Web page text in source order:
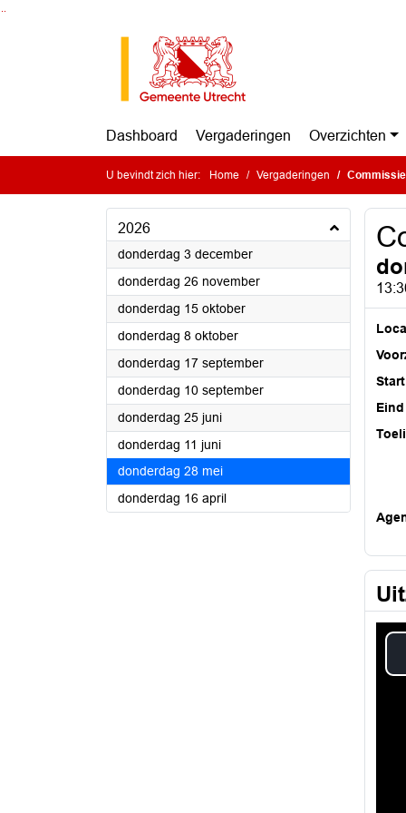
Dashboard Vergaderingen Overzichten
U bevindt zich hier: Home Vergaderingen
2026
donderdag 3 december2026
donderdag 26 november2026
donderdag 15 oktober2026
donderdag 8 oktober2026
donderdag 17 september2026
donderdag 10 september2026
donderdag 25 juni2026
donderdag 11 juni2026
donderdag 28 mei2026
donderdag 16 april2026
Start
Eind